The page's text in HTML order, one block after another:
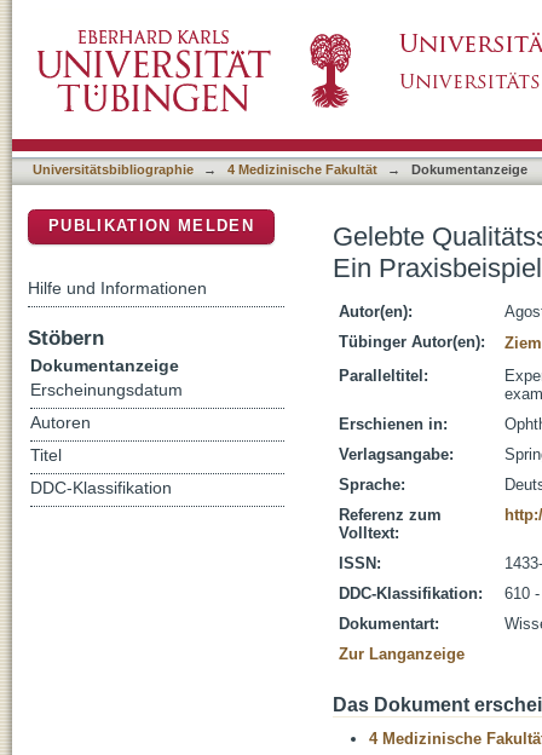
Universitätsbibliographie → 4 Medizinische Fakultät → Dokumentanzeige
Gelebte
Ein Praxisbeispiel
Autor(en):
Tübinger Autor(en):
Paralleltitel:
Erschienen in:
Verlagsangabe:
Sprache:
Referenz zum
Volltext:
ISSN:
DDC-Klassifikation:
610
Dokumentart:
Zur Langanzeige
Das Dokument
4 Medizinische
PUBLIKATION MELDEN
Hilfe und Informationen
Stöbern
Dokumentanzeige
Erscheinungsdatum
Autoren
Titel
DDC-Klassifikation